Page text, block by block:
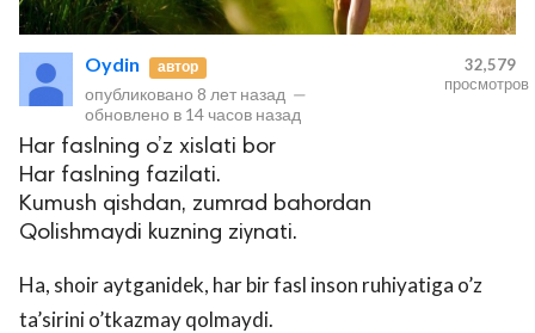
Oydin автор
опубликовано 8 лет назад —
обновлено в 14 часов назад
32,579
просмотров
Har faslning o’z xislati bor
Har faslning fazilati.
Kumush qishdan, zumrad bahordan
Qolishmaydi kuzning ziynati.
Ha, shoir aytganidek, har bir fasl inson ruhiyatiga o’z
ta’sirini o’tkazmay qolmaydi.